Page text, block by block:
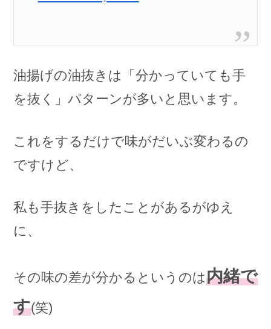
油揚げの油抜きは「分かっていても手
を抜く」パターンが多いと思います。
これをするだけで味がだいぶ変わるの
ですけど、
私も手抜きをしたことがあるがゆえ
に、
その味の差が分かるというのは内緒で
す(笑)